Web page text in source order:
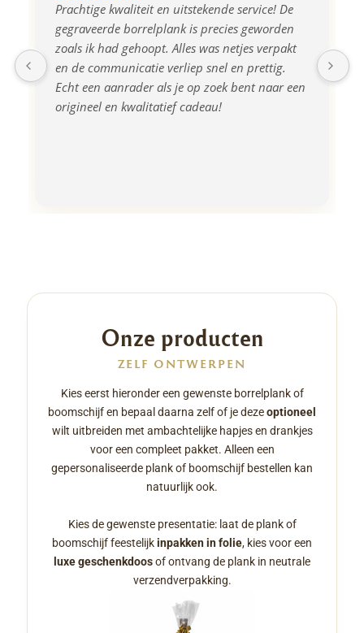
Prachtige kwaliteit en uitstekende service! De
gegraveerde borrelplank is precies geworden
zoals ik had gehoopt. Alles was netjes verpakt
en de communicatie verliep snel en prettig.
Echt een aanrader als je op zoek bent naar een
origineel en kwalitatief cadeau!
Onze producten
ZELF ONTWERPEN
Kies eerst hieronder een gewenste borrelplank of
boomschijf en bepaal daarna zelf of je dezeoptioneel
wilt uitbreiden met ambachtelijke hapjes en drankjes
voor een compleet pakket. Alleen een
gepersonaliseerde plank of boomschijf bestellen kan
natuurlijk ook.
Kies de gewenste presentatie: laat de plank of
boomschijf feestelijkinpakken in folie, kies voor een
luxe geschenkdoosof ontvang de plank in neutrale
verzendverpakking.